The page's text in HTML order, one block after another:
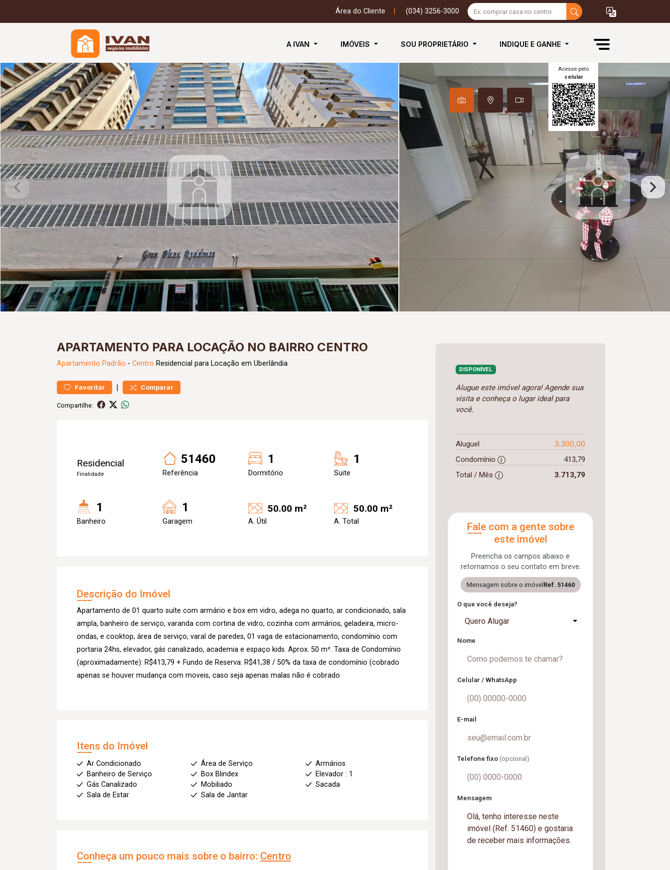
Área do Cliente (034) 3256-3000
A IVAN IMÓVEIS SOU PROPRIETÁRIO INDIQUE E GANHE
Acesse pelo
celular
APARTAMENTO PARA LOCAÇÃO NO BAIRRO CENTRO
Apartamento Padrão - Centro Residencial para Locação em Uberlândia
Favoritar | Comparar
Compartilhe:
Residencial
Finalidade
51460
Referência
1
Dormitório
1
Suite
1
Banheiro
1
Garagem
50.00 m²
A. Útil
50.00 m²
A. Total
Descrição do Imóvel
Apartamento de 01 quarto suíte com armário e box em vidro, adega no quarto, ar condicionado, sala
ampla, banheiro de serviço, varanda com cortina de vidro, cozinha com armários, geladeira, micro-
ondas, e cooktop, área de serviço, varal de paredes, 01 vaga de estacionamento, condomínio com
portaria 24hs, elevador, gás canalizado, academia e espaço kids. Aprox. 50 m². Taxa de Condomínio
(aproximadamente): R$413,79 + Fundo de Reserva: R$41,38 / 50% da taxa de condomínio (cobrado
apenas se houver mudança com moveis, caso seja apenas malas não é cobrado
Itens do Imóvel
Ar Condicionado Área de Serviço
Armários
Banheiro de Serviço
Box Blindex
Elevador : 1
Gás Canalizado
Mobiliado
Sacada
Sala de Estar
Sala de Jantar
Conheça um pouco mais sobre o bairro: Centro
DISPONÍVEL
Alugue este imóvel agora! Agende sua
visita e conheça o lugar ideal para
você.
Aluguel 3.300,00
Condomínio
413,79
Total / Mês
3.713,79
Fale com a gente sobre
este imóvel
Preencha os campos abaixo e
retornamos o seu contato em breve.
Mensagem sobre o imóvel Ref. 51460
O que você deseja?
Quero Alugar
Nome
Celular / WhatsApp
E-mail
Telefone fixo (opcional)
Mensagem